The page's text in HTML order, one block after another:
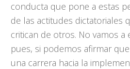
conducta que pone a estas
de las actitudes dictatoriales
critican de otros. No vamos a
pues, si podemos afirmar
una carrera hacia la